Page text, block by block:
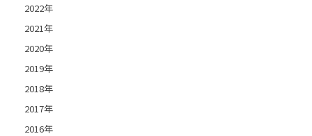
2022年
2021年
2020年
2019年
2018年
2017年
2016年